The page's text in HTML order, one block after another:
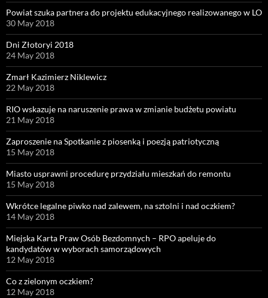
Powiat szuka partnera do projektu edukacyjnego realizowanego w LO
30 May 2018
Dni Złotoryi 2018
24 May 2018
Zmarł Kazimierz Niklewicz
22 May 2018
RIO wskazuje na naruszenie prawa w zmianie budżetu powiatu
21 May 2018
Zaproszenie na Spotkanie z piosenką i poezją patriotyczną
15 May 2018
Miasto usprawni procedurę przydziału mieszkań do remontu
15 May 2018
Wkrótce legalne piwko nad zalewem, na sztolni i nad oczkiem?
14 May 2018
Miejska Karta Praw Osób Bezdomnych – RPO apeluje do
kandydatów w wyborach samorządowych
12 May 2018
Co z zielonym oczkiem?
12 May 2018